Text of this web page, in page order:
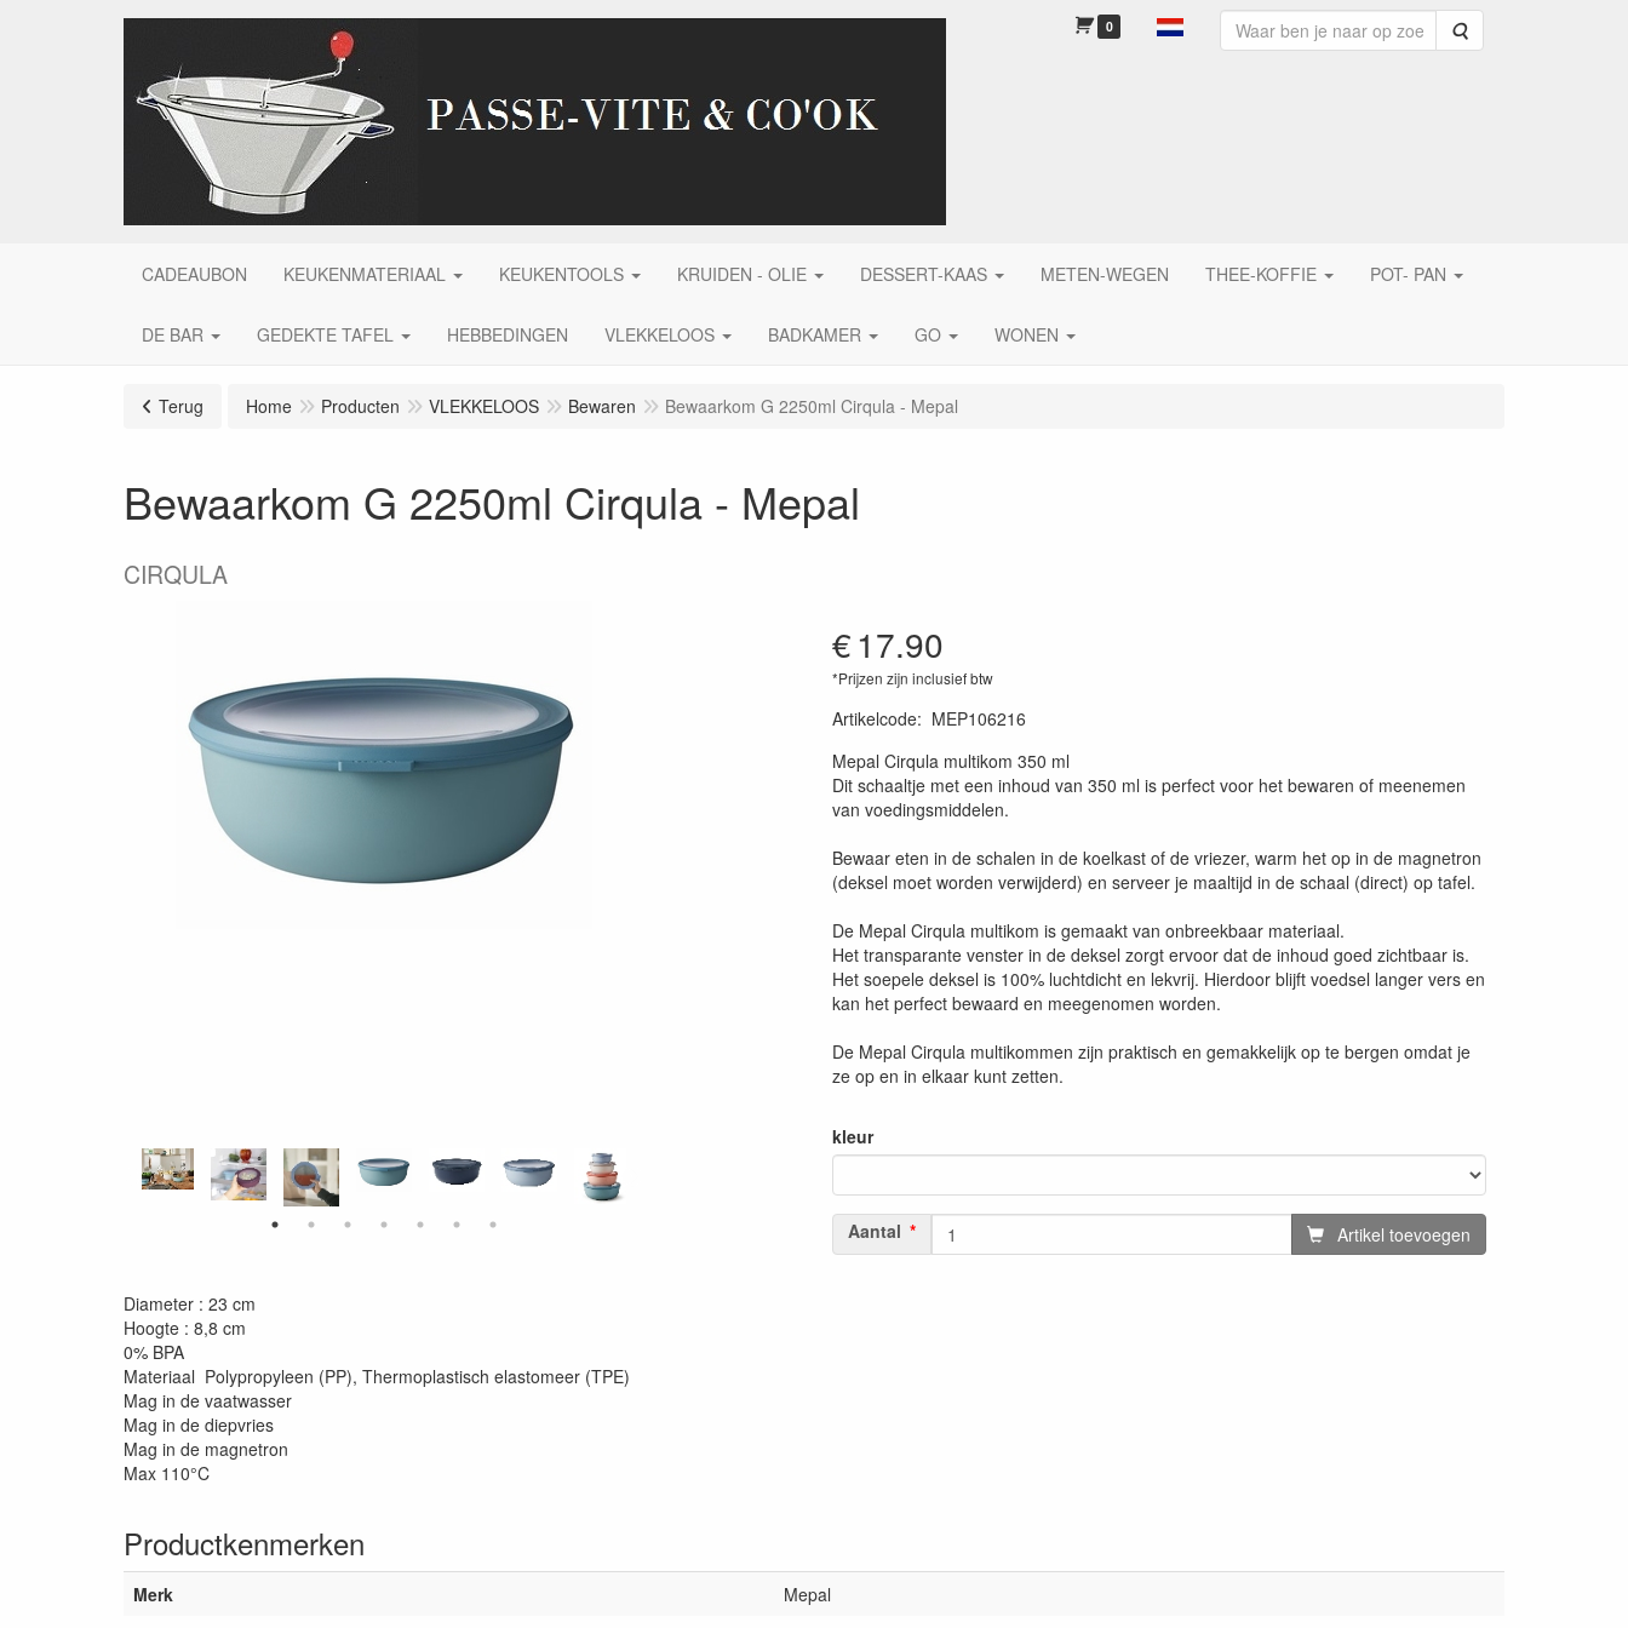
0 Zoeken
CADEAUBON KEUKENMATERIAAL KEUKENTOOLS KRUIDEN - OLIE DESSERT-KAAS METEN-WEGEN THEE-KOFFIE POT- PAN
DE BAR GEDEKTE TAFEL HEBBEDINGEN VLEKKELOOS BADKAMER GO WONEN
Terug Home Producten VLEKKELOOS Bewaren Bewaarkom G 2250ml Cirqula - Mepal
Bewaarkom G 2250ml Cirqula - Mepal
CIRQULA
€17.90
*Prijzen zijn inclusief btw
Artikelcode: MEP106216
Mepal Cirqula multikom 350 ml
Dit schaaltje met een inhoud van 350 ml is perfect voor het bewaren of meenemen
van voedingsmiddelen.
Bewaar eten in de schalen in de koelkast of de vriezer, warm het op in de magnetron
(deksel moet worden verwijderd) en serveer je maaltijd in de schaal (direct) op tafel.
De Mepal Cirqula multikom is gemaakt van onbreekbaar materiaal.
Het transparante venster in de deksel zorgt ervoor dat de inhoud goed zichtbaar is.
Het soepele deksel is 100% luchtdicht en lekvrij. Hierdoor blijft voedsel langer vers en
kan het perfect bewaard en meegenomen worden.
De Mepal Cirqula multikommen zijn praktisch en gemakkelijk op te bergen omdat je
ze op en in elkaar kunt zetten.
kleur
Aantal Artikel toevoegen
Diameter : 23 cm
Hoogte : 8,8 cm
0% BPA
Materiaal Polypropyleen (PP), Thermoplastisch elastomeer (TPE)
Mag in de vaatwasser
Mag in de diepvries
Mag in de magnetron
Max 110°C
Productkenmerken
Merk Mepal